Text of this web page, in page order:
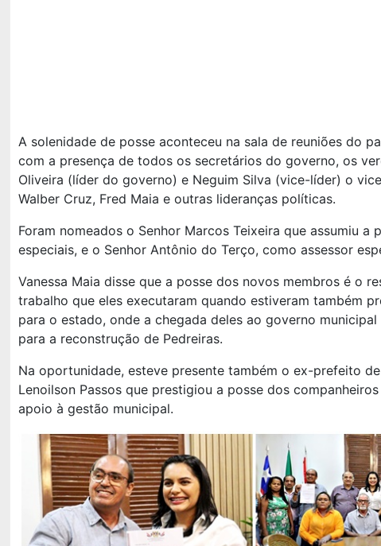
A solenidade de posse aconteceu na sala de reuniões do
com a presença de todos os secretários do governo, os
Oliveira (líder do governo) e Neguim Silva (vice-líder) o
Walber Cruz, Fred Maia e outras lideranças políticas.
Foram nomeados o Senhor Marcos Teixeira que assumiu a
especiais, e o Senhor Antônio do Terço, como assessor
Vanessa Maia disse que a posse dos novos membros é o
trabalho que eles executaram quando estiveram também
para o estado, onde a chegada deles ao governo
para a reconstrução de Pedreiras.
Na oportunidade, esteve presente também o ex-prefeito de
Lenoilson Passos que prestigiou a posse dos
apoio à gestão municipal.